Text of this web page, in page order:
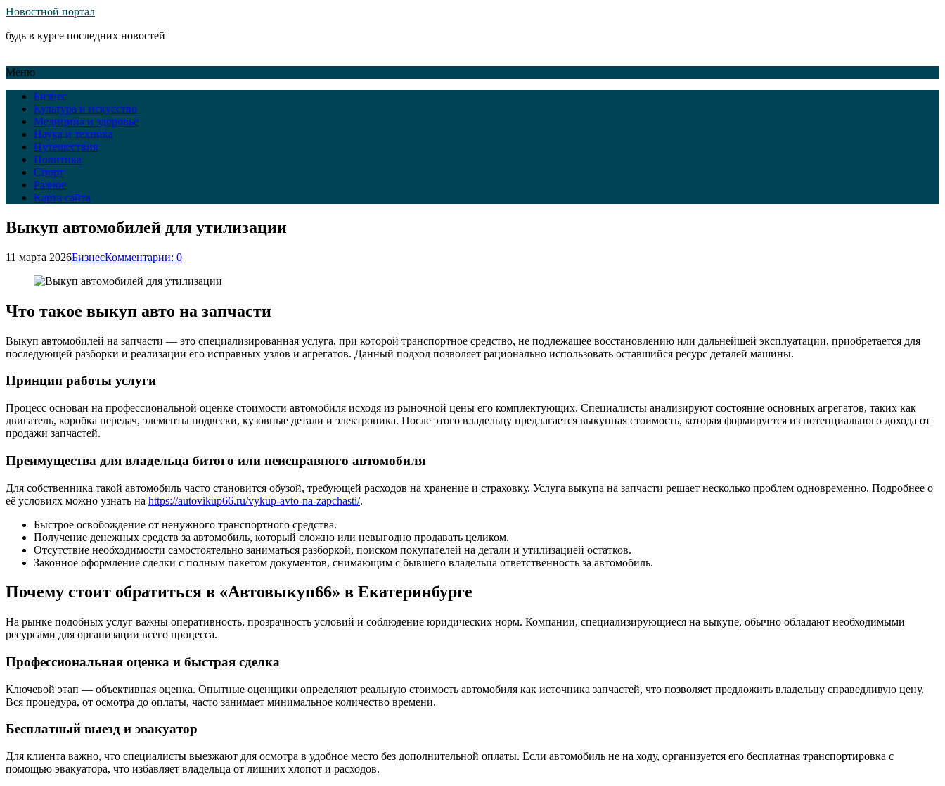
Новостной портал
будь в курсе последних новостей
Меню
Бизнес
Культура и искусство
Медицина и здоровье
Наука и техника
Путешествия
Политика
Спорт
Разное
Карта сайта
Выкуп автомобилей для утилизации
11 марта 2026БизнесКомментарии: 0
Что такое выкуп авто на запчасти
Выкуп автомобилей на запчасти — это специализированная услуга, при которой транспортное средство, не подлежащее восстановлению или дальнейшей эксплуатации, приобретается для
последующей разборки и реализации его исправных узлов и агрегатов. Данный подход позволяет рационально использовать оставшийся ресурс деталей машины.
Принцип работы услуги
Процесс основан на профессиональной оценке стоимости автомобиля исходя из рыночной цены его комплектующих. Специалисты анализируют состояние основных агрегатов, таких как
двигатель, коробка передач, элементы подвески, кузовные детали и электроника. После этого владельцу предлагается выкупная стоимость, которая формируется из потенциального дохода от
продажи запчастей.
Преимущества для владельца битого или неисправного автомобиля
Для собственника такой автомобиль часто становится обузой, требующей расходов на хранение и страховку. Услуга выкупа на запчасти решает несколько проблем одновременно. Подробнее о
её условиях можно узнать на https://autovikup66.ru/vykup-avto-na-zapchasti/.
Быстрое освобождение от ненужного транспортного средства.
Получение денежных средств за автомобиль, который сложно или невыгодно продавать целиком.
Отсутствие необходимости самостоятельно заниматься разборкой, поиском покупателей на детали и утилизацией остатков.
Законное оформление сделки с полным пакетом документов, снимающим с бывшего владельца ответственность за автомобиль.
Почему стоит обратиться в «Автовыкуп66» в Екатеринбурге
На рынке подобных услуг важны оперативность, прозрачность условий и соблюдение юридических норм. Компании, специализирующиеся на выкупе, обычно обладают необходимыми
ресурсами для организации всего процесса.
Профессиональная оценка и быстрая сделка
Ключевой этап — объективная оценка. Опытные оценщики определяют реальную стоимость автомобиля как источника запчастей, что позволяет предложить владельцу справедливую цену.
Вся процедура, от осмотра до оплаты, часто занимает минимальное количество времени.
Бесплатный выезд и эвакуатор
Для клиента важно, что специалисты выезжают для осмотра в удобное место без дополнительной оплаты. Если автомобиль не на ходу, организуется его бесплатная транспортировка с
помощью эвакуатора, что избавляет владельца от лишних хлопот и расходов.